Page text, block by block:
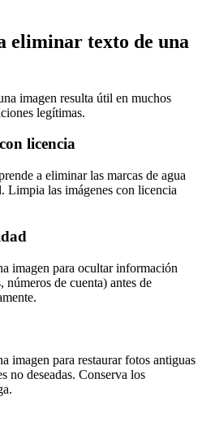
eliminar texto de una
imagen resulta útil en muchos
legítimas.
licencia
a eliminar las marcas de agua
Limpia las imágenes con licencia
imagen para ocultar información
números de cuenta) antes de
imagen para restaurar fotos antiguas
no deseadas. Conserva los